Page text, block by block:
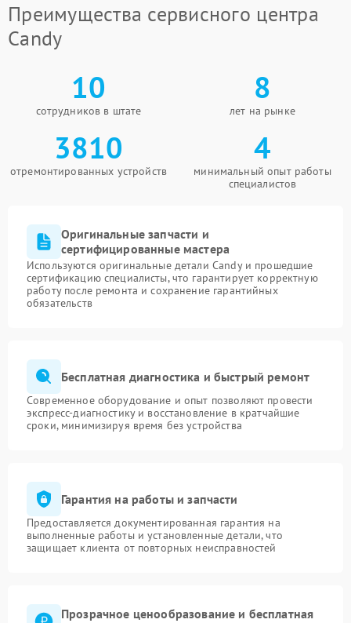
Преимущества сервисного центра
Candy
10
сотрудников в штате
8
лет на рынке
3810
отремонтированных устройств
4
минимальный опыт работы
специалистов
Оригинальные запчасти и
сертифицированные мастера
Используются оригинальные детали Candy и прошедшие
сертификацию специалисты, что гарантирует корректную
работу после ремонта и сохранение гарантийных
обязательств
Бесплатная диагностика и быстрый ремонт
Современное оборудование и опыт позволяют провести
экспресс-диагностику и восстановление в кратчайшие
сроки, минимизируя время без устройства
Гарантия на работы и запчасти
Предоставляется документированная гарантия на
выполненные работы и установленные детали, что
защищает клиента от повторных неисправностей
Прозрачное ценообразование и бесплатная